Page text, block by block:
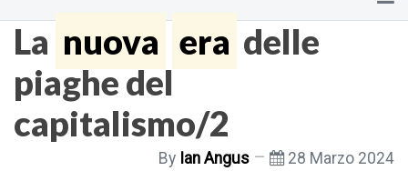
La nuova era delle
piaghe del
capitalismo/2
By Ian Angus 28 Marzo 2024